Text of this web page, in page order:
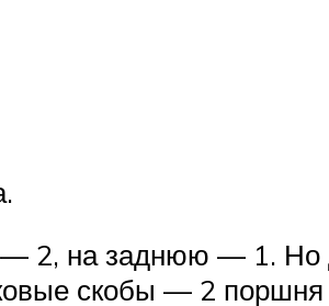
— 2, на заднюю — 1. Но
скобы — 2 поршня